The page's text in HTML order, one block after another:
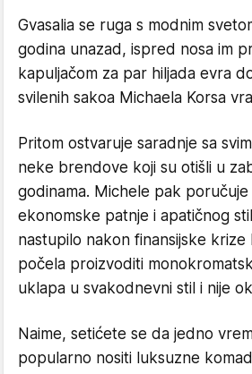
Gvasalia se ruga s modnim
godina unazad, ispred nosa im
kapuljačom za par hiljada evra
svilenih sakoa Michaela Korsa
Pritom ostvaruje saradnje sa
neke brendove koji su otišli u
godinama. Michele pak
ekonomske patnje i apatičnog
nastupilo nakon finansijske krize
počela proizvoditi
uklapa u svakodnevni stil i nije
Naime, setićete se da jedno
popularno nositi luksuzne